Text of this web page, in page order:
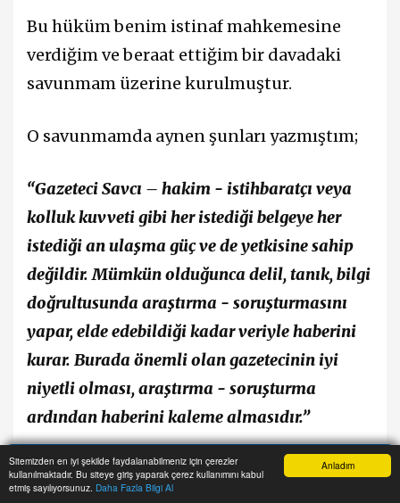
Anladım
Sitemizden en iyi şekilde faydalanabilmeniz için çerezler
kullanılmaktadır. Bu siteye giriş yaparak çerez kullanımını kabul
etmiş sayılıyorsunuz. Daha Fazla Bilgi Al
Bu hüküm benim istinaf mahkemesine
verdiğim ve beraat ettiğim bir davadaki
savunmam üzerine kurulmuştur.
O savunmamda aynen şunları yazmıştım;
“Gazeteci Savcı – hakim - istihbaratçı veya
kolluk kuvveti gibi her istediği belgeye her
istediği an ulaşma güç ve de yetkisine sahip
değildir. Mümkün olduğunca delil, tanık, bilgi
doğrultusunda araştırma - soruşturmasını
yapar, elde edebildiği kadar veriyle haberini
kurar. Burada önemli olan gazetecinin iyi
niyetli olması, araştırma - soruşturma
ardından haberini kaleme almasıdır.”
Bu da Anayasa Mahkemesi tarafından
içtihadi hüküm olarak kabul edilmişti. Peki
Anasayfa Haber Ara İhbar Hattı Menu